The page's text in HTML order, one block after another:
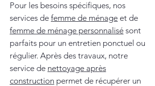
Pour les besoins spécifiques, nos
services de femme de ménage et de
femme de ménage personnalisé sont
parfaits pour un entretien ponctuel ou
régulier. Après des travaux, notre
service de nettoyage après
construction permet de récupérer un